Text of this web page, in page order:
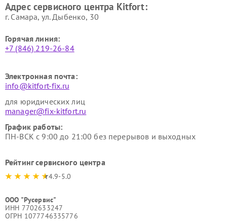
Kitfort
Kitfort
Адрес сервисного центра Kitfort:
г. Самара, ул. Дыбенко, 30
Горячая линия:
+7 (846) 219-26-84
Электронная почта:
info@kitfort-fix.ru
для юридических лиц
manager@fix-kitfort.ru
График работы:
ПН-ВСК с 9:00 до 21:00 без перерывов и выходных
Рейтинг сервисного центра
4.9-5.0
ООО "Русервис"
ИНН 7702633247
ОГРН 1077746335776